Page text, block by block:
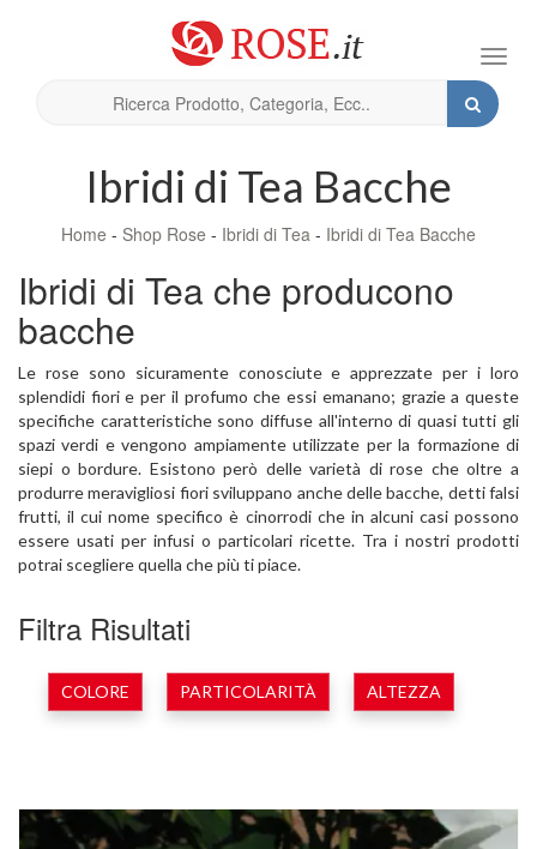
Ibridi di Tea Bacche
Home - Shop Rose - Ibridi di Tea - Ibridi di Tea Bacche
Ibridi di Tea che producono
bacche
Le rose sono sicuramente conosciute e apprezzate per i loro
splendidi fiori e per il profumo che essi emanano; grazie a queste
specifiche caratteristiche sono diffuse all'interno di quasi tutti gli
spazi verdi e vengono ampiamente utilizzate per la formazione di
siepi o bordure. Esistono però delle varietà di rose che oltre a
produrre meravigliosi fiori sviluppano anche delle bacche, detti falsi
frutti, il cui nome specifico è cinorrodi che in alcuni casi possono
essere usati per infusi o particolari ricette. Tra i nostri prodotti
potrai scegliere quella che più ti piace.
Filtra Risultati
COLORE PARTICOLARITÀ ALTEZZA